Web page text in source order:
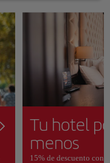
Tu hotel
menos
15% de descuento con